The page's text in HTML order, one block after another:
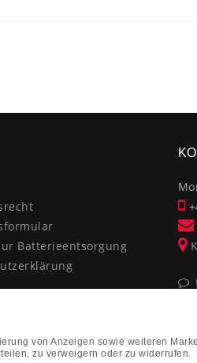
Batterieentsorgung
widerrufen